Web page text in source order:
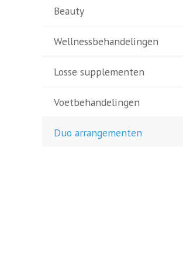
Beauty
Wellnessbehandelingen
Losse supplementen
Voetbehandelingen
Duo arrangementen